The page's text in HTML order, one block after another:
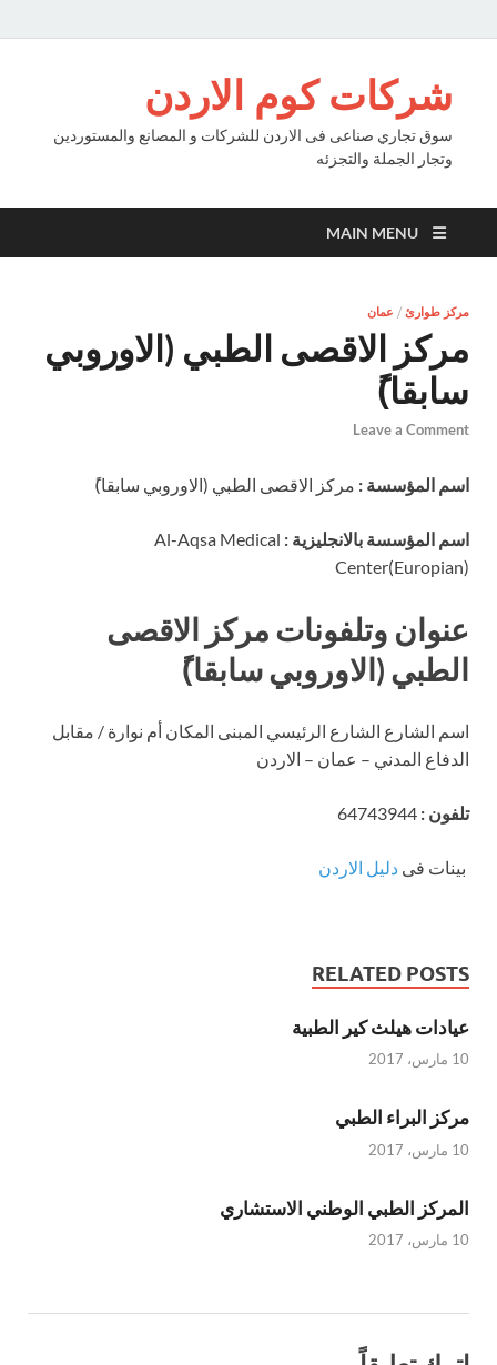
شركات كوم الاردن
سوق تجاري صناعى فى الاردن للشركات و المصانع والمستوردين
وتجار الجملة والتجزئه
MAIN MENU
مركز طوارئ / عمان
مركز الاقصى الطبي (الاوروبي
سابقا)ً
Leave a Comment
اسم المؤسسة : مركز الاقصى الطبي (الاوروبي سابقا)ً
اسم المؤسسة بالانجليزية : Al-Aqsa Medical
Center(Europian)
عنوان وتلفونات مركز الاقصى
الطبي (الاوروبي سابقا)ً
اسم الشارع الشارع الرئيسي المبنى المكان أم نوارة / مقابل
الدفاع المدني – عمان – الاردن
تلفون :
بينات فى دليل الاردن
RELATED POSTS
عيادات هيلث كير الطبية
10 مارس، 2017
مركز البراء الطبي
10 مارس، 2017
المركز الطبي الوطني الاستشاري
10 مارس، 2017